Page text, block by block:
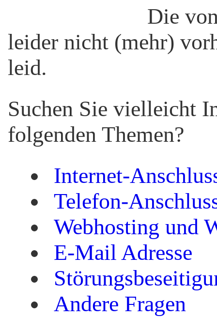
Die
leider nicht (mehr)
leid.
Suchen Sie vielleicht
folgenden Themen?
Internet-
Telefon-
Webhosting und
E-Mail Adresse
Andere Fragen